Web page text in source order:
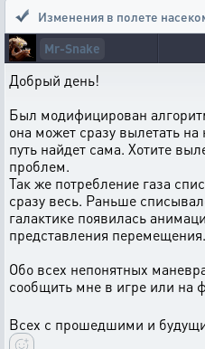
Изменения в полете
Mr-Snake
Добрый день!
Был модифицирован
она может сразу вылетать
путь найдет сама. Хотите
проблем.
Так же потребление газа
сразу весь. Раньше
галактике появилась
представления перемещения.
Обо всех непонятных
сообщить мне в игре или на
Всех с прошедшими и